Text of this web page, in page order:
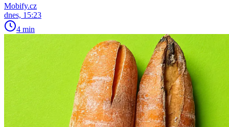
Mobify.cz
dnes, 15:23
4 min